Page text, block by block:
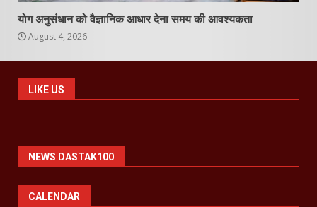
योग अनुसंधान को वैज्ञानिक आधार देना समय की आवश्यकता
August 4, 2026
LIKE US
NEWS DASTAK100
CALENDAR